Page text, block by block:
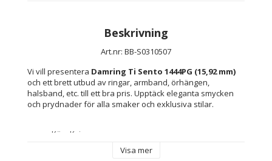
Beskrivning
Art.nr: BB-S0310507
Vi vill presentera Damring Ti Sento 1444PG (15,92 mm)
och ett brett utbud av ringar, armband, örhängen,
halsband, etc. till ett bra pris. Upptäck eleganta smycken
och prydnader för alla smaker och exklusiva stilar.
Kön: Kvinna
Visa mer